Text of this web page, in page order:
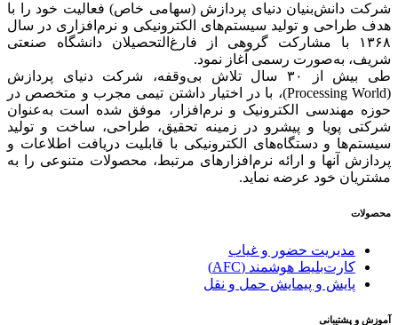
شرکت دانش‌بنیان دنیای پردازش (سهامی خاص) فعالیت خود را با
هدف طراحی و تولید سیستم‌های الکترونیکی و نرم‌افزاری در سال
۱۳۶۸ با مشارکت گروهی از فارغ‌التحصیلان دانشگاه صنعتی
شریف، به‌صورت رسمی آغاز نمود.
طی بیش از ۳۰ سال تلاش بی‌وقفه، شرکت دنیای پردازش
(Processing World)، با در اختیار داشتن تیمی مجرب و متخصص در
حوزه مهندسی الکترونیک و نرم‌افزار، موفق شده است به‌عنوان
شرکتی پویا و پیشرو در زمینه‌ تحقیق، طراحی، ساخت و تولید
سیستم‌ها و دستگاه‌های الکترونیکی با قابلیت دریافت اطلاعات و
پردازش آنها و ارائه‌ نرم‌افزارهای مرتبط، محصولات متنوعی را به
مشتریان خود عرضه نماید.
محصولات
مدیریت حضور و غیاب
کارت‌بلیط هوشمند (AFC)
پایش و پیمایش حمل و نقل
آموزش و پشتیبانی